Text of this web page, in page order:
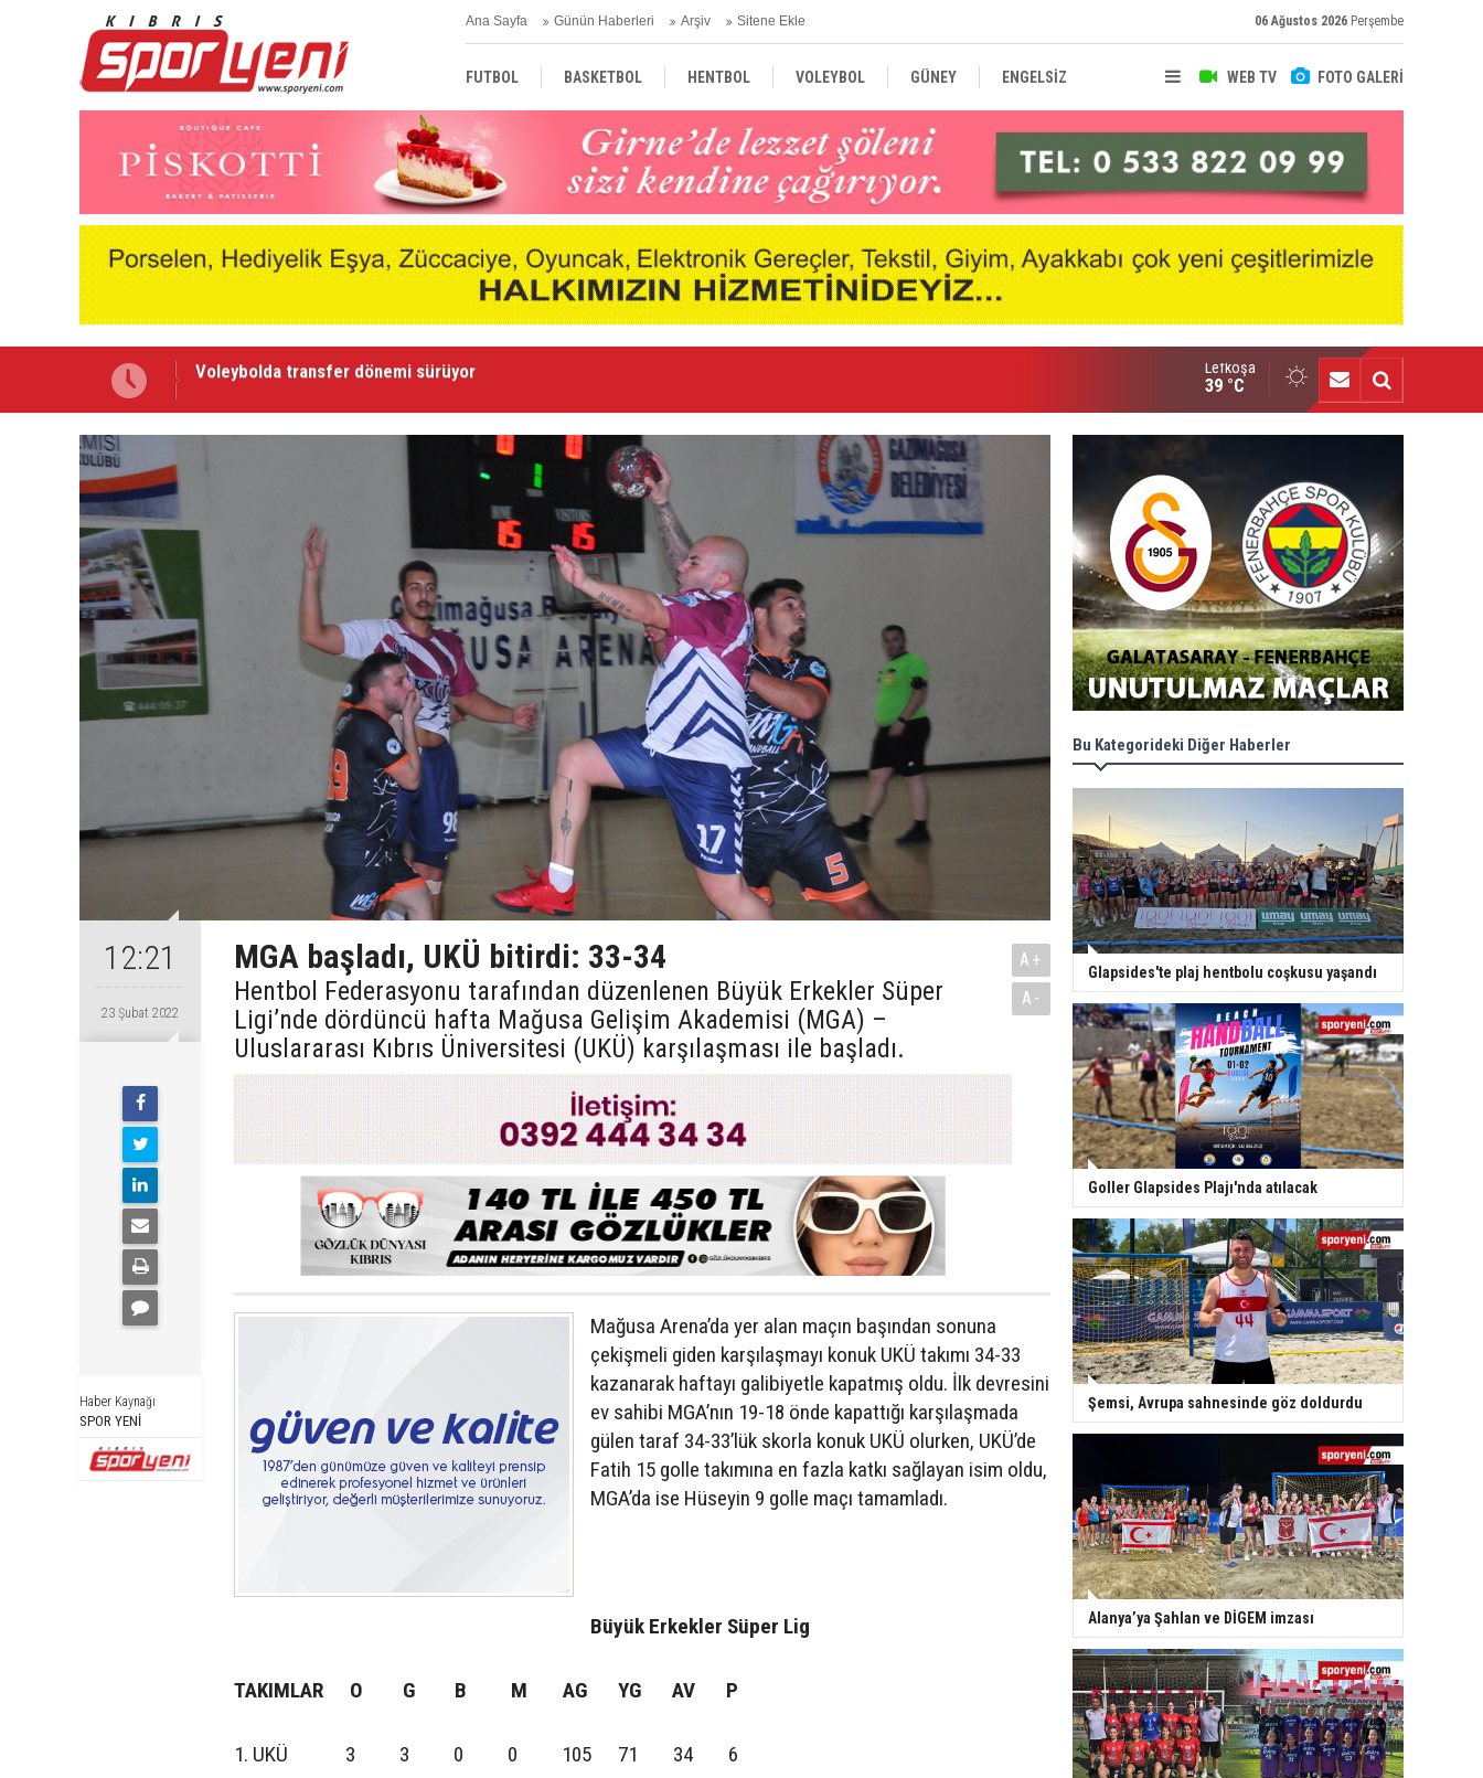
Ana Sayfa Günün Haberleri Arşiv Sitene Ekle 06 Ağustos 2026 Perşembe
WEB TV FOTO GALERİ
FUTBOL BASKETBOL HENTBOL VOLEYBOL GÜNEY ENGELSİZ
TÜRKİYE AVRUPA DÜNYA
Gençlik Gücü kampa girdi Ndiaye resmen Mağusa Türk Gücü'nde
Lefkoşa
39 °C
12:21
23 Şubat 2022
Haber Kaynağı
SPOR YENİ
MGA başladı, UKÜ bitirdi: 33-34
Hentbol Federasyonu tarafından düzenlenen Büyük Erkekler Süper
Ligi’nde dördüncü hafta Mağusa Gelişim Akademisi (MGA) –
Uluslararası Kıbrıs Üniversitesi (UKÜ) karşılaşması ile başladı.
A+
A-
Mağusa Arena’da yer alan maçın başından sonuna
çekişmeli giden karşılaşmayı konuk UKÜ takımı 34-33
kazanarak haftayı galibiyetle kapatmış oldu. İlk devresini
ev sahibi MGA’nın 19-18 önde kapattığı karşılaşmada
gülen taraf 34-33’lük skorla konuk UKÜ olurken, UKÜ’de
Fatih 15 golle takımına en fazla katkı sağlayan isim oldu,
MGA’da ise Hüseyin 9 golle maçı tamamladı.
Büyük Erkekler Süper Lig
TAKIMLAR O G B M AG YG AV P
1. UKÜ 3 3 0 0 105 71 34 6
Bu Kategorideki Diğer Haberler
Glapsides'te plaj hentbolu coşkusu yaşandı
Goller Glapsides Plajı'nda atılacak
Şemsi, Avrupa sahnesinde göz doldurdu
Alanya’ya Şahlan ve DİGEM imzası